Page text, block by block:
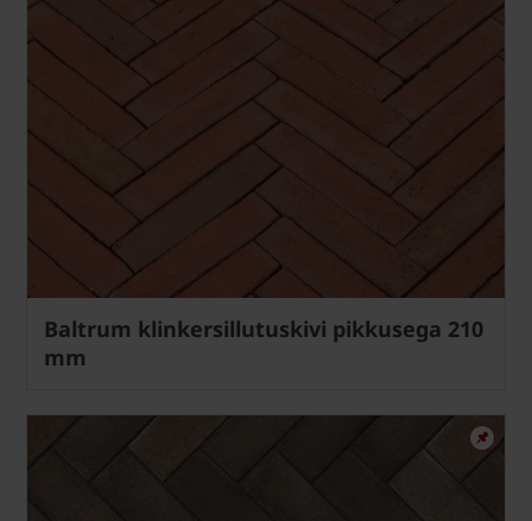
Baltrum klinkersillutuskivi pikkusega 210
mm